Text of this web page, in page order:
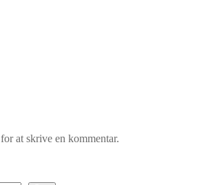
for at skrive en kommentar.